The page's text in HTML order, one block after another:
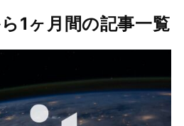
1ヶ月間の記事一覧